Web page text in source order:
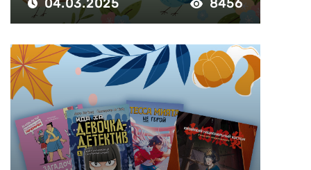
04.03.2025 8456